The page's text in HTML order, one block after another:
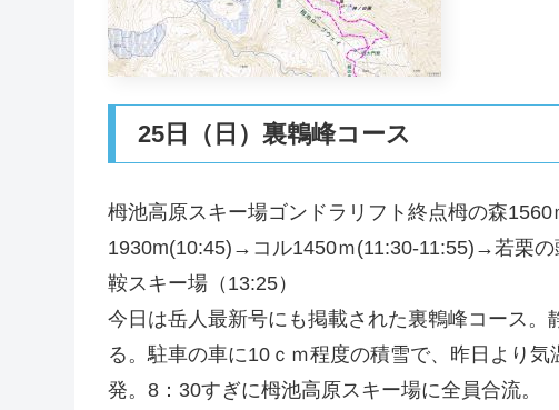
25日（日）裏鵯峰コース
栂池高原スキー場ゴンドラリフト終点栂の森
1930m(10:45)→コル1450ｍ(11:30-11:55)→若栗
鞍スキー場（13:25）
今日は岳人最新号にも掲載された裏鵯峰コース
る。駐車の車に10ｃｍ程度の積雪で、昨日より
発。8：30すぎに栂池高原スキー場に全員合流。